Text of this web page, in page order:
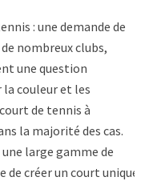
: une demande de
nombreux clubs,
une question
couleur et les
de tennis à
la majorité des cas.
large gamme de
créer un court unique,